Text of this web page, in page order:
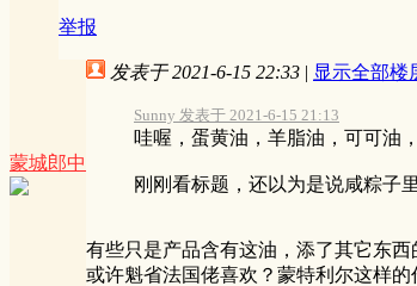
举报
蒙城郎中
发表于 2021-6-15 22:33 | 显示全部楼
Sunny 发表于 2021-6-15 21:13
哇喔，蛋黄油，羊脂油，可可油
刚刚看标题，还以为是说咸粽子
有些只是产品含有这油，添了其它东
或许魁省法国佬喜欢？蒙特利尔这样的